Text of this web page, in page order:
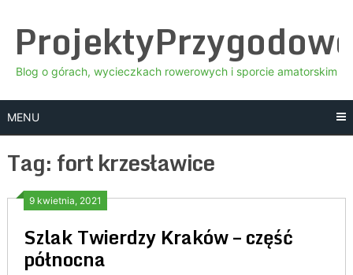
content
Blog o górach, wycieczkach rowerowych i sporcie amatorskim
MENU
Tag:fort krzesławice
9 kwietnia, 2021
Szlak Twierdzy Kraków – część
północna